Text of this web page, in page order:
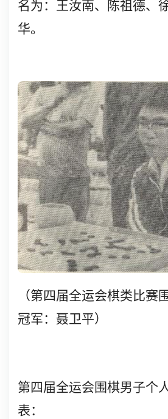
名为：王汝南、陈祖德、
华。
（第四届全运会棋类比赛
冠军：聂卫平）
第四届全运会围棋男子个
表：